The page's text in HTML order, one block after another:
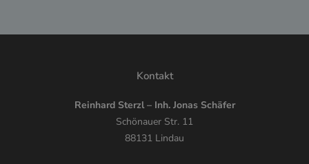
Kontakt
Reinhard Sterzl – Inh. Jonas Schäfer
Schönauer Str. 11
88131 Lindau